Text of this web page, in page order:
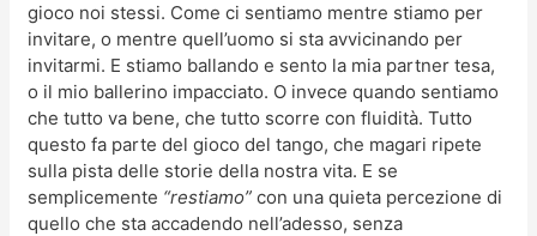
gioco noi stessi. Come ci sentiamo mentre stiamo per
invitare, o mentre quell’uomo si sta avvicinando per
invitarmi. E stiamo ballando e sento la mia partner tesa,
o il mio ballerino impacciato. O invece quando sentiamo
che tutto va bene, che tutto scorre con fluidità. Tutto
questo fa parte del gioco del tango, che magari ripete
sulla pista delle storie della nostra vita. E se
semplicemente “restiamo” con una quieta percezione di
quello che sta accadendo nell’adesso, senza